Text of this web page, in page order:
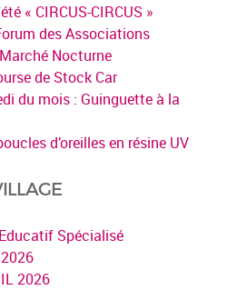
« CIRCUS-CIRCUS »
des Associations
Nocturne
de Stock Car
du mois : Guinguette à la
d’oreilles en résine UV
Spécialisé
2026